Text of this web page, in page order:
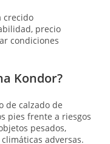
crecido
precio
condiciones
Kondor?
de calzado de
pies frente a riesgos
pesados,
adversas.